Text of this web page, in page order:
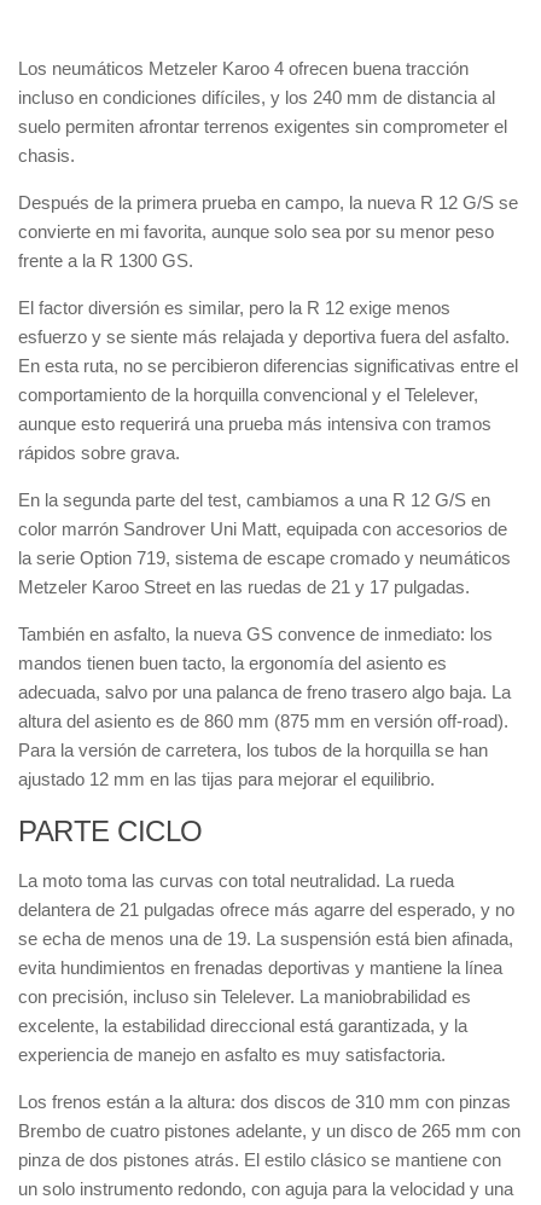
Los neumáticos Metzeler Karoo 4 ofrecen buena tracción
incluso en condiciones difíciles, y los 240 mm de distancia al
suelo permiten afrontar terrenos exigentes sin comprometer el
chasis.
Después de la primera prueba en campo, la nueva R 12 G/S se
convierte en mi favorita, aunque solo sea por su menor peso
frente a la R 1300 GS.
El factor diversión es similar, pero la R 12 exige menos
esfuerzo y se siente más relajada y deportiva fuera del asfalto.
En esta ruta, no se percibieron diferencias significativas entre el
comportamiento de la horquilla convencional y el Telelever,
aunque esto requerirá una prueba más intensiva con tramos
rápidos sobre grava.
En la segunda parte del test, cambiamos a una R 12 G/S en
color marrón Sandrover Uni Matt, equipada con accesorios de
la serie Option 719, sistema de escape cromado y neumáticos
Metzeler Karoo Street en las ruedas de 21 y 17 pulgadas.
También en asfalto, la nueva GS convence de inmediato: los
mandos tienen buen tacto, la ergonomía del asiento es
adecuada, salvo por una palanca de freno trasero algo baja. La
altura del asiento es de 860 mm (875 mm en versión off-road).
Para la versión de carretera, los tubos de la horquilla se han
ajustado 12 mm en las tijas para mejorar el equilibrio.
PARTE CICLO
La moto toma las curvas con total neutralidad. La rueda
delantera de 21 pulgadas ofrece más agarre del esperado, y no
se echa de menos una de 19. La suspensión está bien afinada,
evita hundimientos en frenadas deportivas y mantiene la línea
con precisión, incluso sin Telelever. La maniobrabilidad es
excelente, la estabilidad direccional está garantizada, y la
experiencia de manejo en asfalto es muy satisfactoria.
Los frenos están a la altura: dos discos de 310 mm con pinzas
Brembo de cuatro pistones adelante, y un disco de 265 mm con
pinza de dos pistones atrás. El estilo clásico se mantiene con
un solo instrumento redondo, con aguja para la velocidad y una